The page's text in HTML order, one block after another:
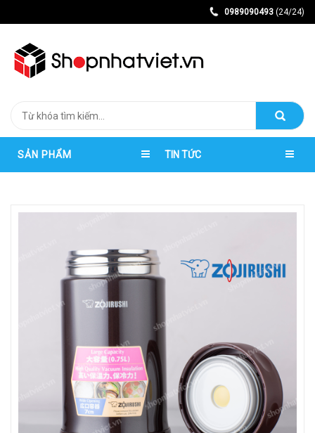
0989090493 (24/24)
SẢN PHẨM TIN TỨC